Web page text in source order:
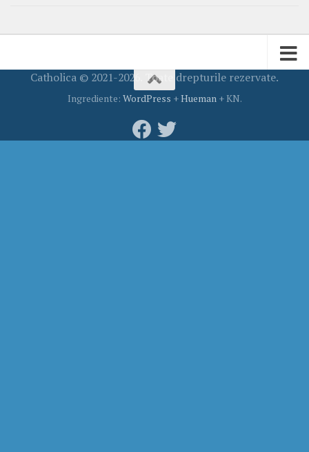
Catholica © 2021-2026. Toate drepturile rezervate.
Ingrediente: WordPress +Hueman+ KN.